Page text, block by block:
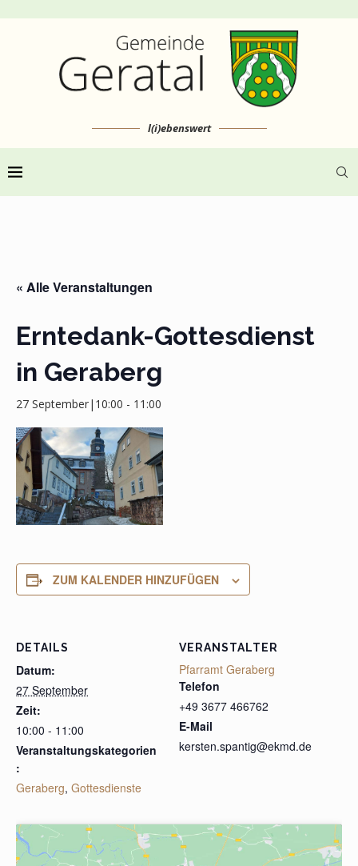
l(i)ebenswert
« Alle Veranstaltungen
Erntedank-Gottesdienst
in Geraberg
27 September|10:00 - 11:00
ZUM KALENDER HINZUFÜGEN
DETAILS
Datum:
27 September
Zeit:
10:00 - 11:00
Veranstaltungskategorien
:
Geraberg, Gottesdienste
VERANSTALTER
Pfarramt Geraberg
Telefon
+49 3677 466762
E-Mail
kersten.spantig@ekmd.de